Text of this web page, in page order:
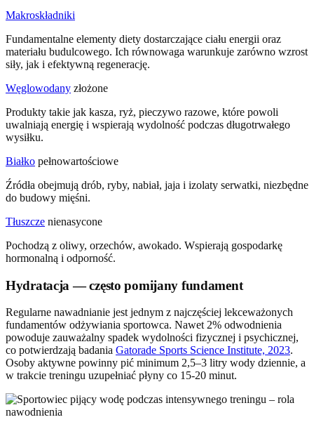
Makroskładniki
Fundamentalne elementy diety dostarczające ciału energii oraz
materiału budulcowego. Ich równowaga warunkuje zarówno wzrost
siły, jak i efektywną regenerację.
Węglowodany złożone
Produkty takie jak kasza, ryż, pieczywo razowe, które powoli
uwalniają energię i wspierają wydolność podczas długotrwałego
wysiłku.
Białko pełnowartościowe
Źródła obejmują drób, ryby, nabiał, jaja i izolaty serwatki, niezbędne
do budowy mięśni.
Tłuszcze nienasycone
Pochodzą z oliwy, orzechów, awokado. Wspierają gospodarkę
hormonalną i odporność.
Hydratacja — często pomijany fundament
Regularne nawadnianie jest jednym z najczęściej lekceważonych
fundamentów odżywiania sportowca. Nawet 2% odwodnienia
powoduje zauważalny spadek wydolności fizycznej i psychicznej,
co potwierdzają badania Gatorade Sports Science Institute, 2023.
Osoby aktywne powinny pić minimum 2,5–3 litry wody dziennie, a
w trakcie treningu uzupełniać płyny co 15-20 minut.